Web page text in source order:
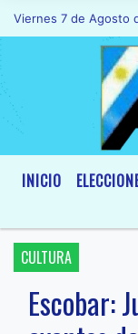
Viernes 7 de Agosto
INICIO
CULTURA
Escobar: